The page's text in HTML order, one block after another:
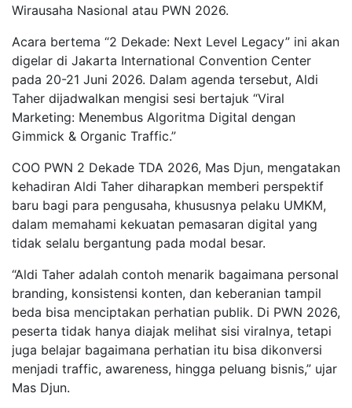
Wirausaha Nasional atau PWN 2026.
Acara bertema “2 Dekade: Next Level Legacy” ini akan
digelar di Jakarta International Convention Center
pada 20-21 Juni 2026. Dalam agenda tersebut, Aldi
Taher dijadwalkan mengisi sesi bertajuk “Viral
Marketing: Menembus Algoritma Digital dengan
Gimmick & Organic Traffic.”
COO PWN 2 Dekade TDA 2026, Mas Djun, mengatakan
kehadiran Aldi Taher diharapkan memberi perspektif
baru bagi para pengusaha, khususnya pelaku UMKM,
dalam memahami kekuatan pemasaran digital yang
tidak selalu bergantung pada modal besar.
“Aldi Taher adalah contoh menarik bagaimana personal
branding, konsistensi konten, dan keberanian tampil
beda bisa menciptakan perhatian publik. Di PWN 2026,
peserta tidak hanya diajak melihat sisi viralnya, tetapi
juga belajar bagaimana perhatian itu bisa dikonversi
menjadi traffic, awareness, hingga peluang bisnis,” ujar
Mas Djun.